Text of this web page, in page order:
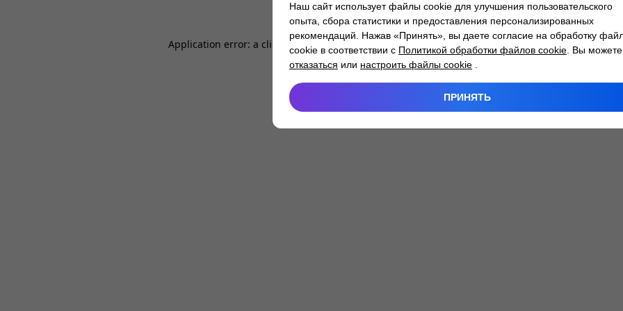
Application error: a client -side exception has occurred while loading atlantm.by (see the
Наш сайт использует файлы cookie для улучшения пользовательского
опыта, сбора статистики и предоставления персонализированных
рекомендаций. Нажав «Принять», вы даете согласие на обработку
cookie в соответствии с Политикой обработки файлов cookie . Вы можете
отказаться или настроить файлы cookie
ПРИНЯТЬ